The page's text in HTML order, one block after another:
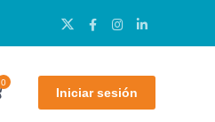
Twitter
Perfil
Facebook
Perfil
Instagram
Perfil
LinkedIn
Perfil
Iniciar sesión
0